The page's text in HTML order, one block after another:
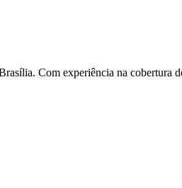
Com experiência na cobertura